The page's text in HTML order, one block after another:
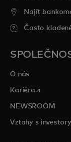
Najít
Často
O nás
Kariéra opens in a
NEWSROOM
Vztahy s investory